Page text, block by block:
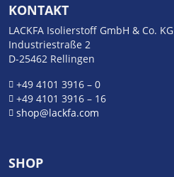
KONTAKT
LACKFA Isolierstoff GmbH & Co. KG
Industriestraße 2
D-25462 Rellingen
+49 4101 3916 – 0
+49 4101 3916 – 16
shop@lackfa.com
SHOP